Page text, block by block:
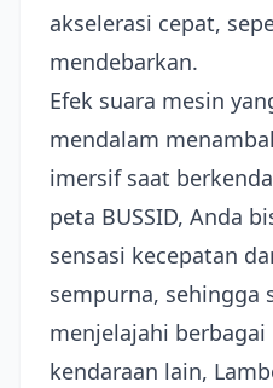
akselerasi cepat,
mendebarkan.
Efek suara mesin
mendalam
imersif saat
peta BUSSID, Anda
sensasi kecepatan
sempurna, sehingga
menjelajahi
kendaraan lain,